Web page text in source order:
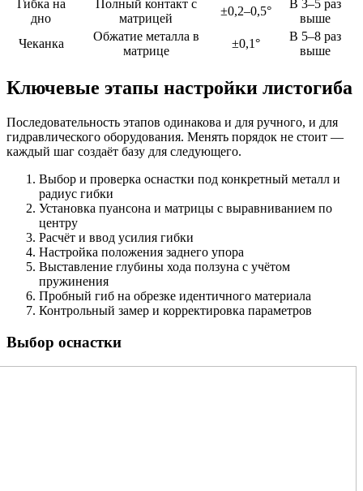
Гибка на
дно
Полный контакт с
матрицей
±0,2–0,5°
В 3–5 раз
выше
Чеканка
Обжатие металла в
матрице
±0,1°
В 5–8 раз
выше
Ключевые этапы настройки листогиба
Последовательность этапов одинакова и для ручного, и для
гидравлического оборудования. Менять порядок не стоит —
каждый шаг создаёт базу для следующего.
Выбор и проверка оснастки под конкретный металл и
радиус гибки
Установка пуансона и матрицы с выравниванием по
центру
Расчёт и ввод усилия гибки
Настройка положения заднего упора
Выставление глубины хода ползуна с учётом
пружинения
Пробный гиб на обрезке идентичного материала
Контрольный замер и корректировка параметров
Выбор оснастки